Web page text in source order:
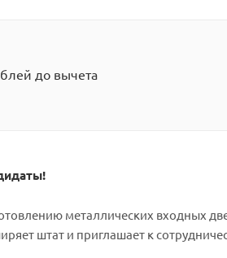
до вычета
металлических входных
штат и приглашает к